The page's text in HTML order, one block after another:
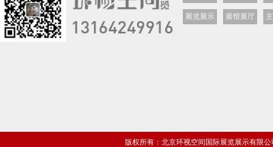
展览展示 展馆展厅
版权所有：北京环视空间国际展览展示有限